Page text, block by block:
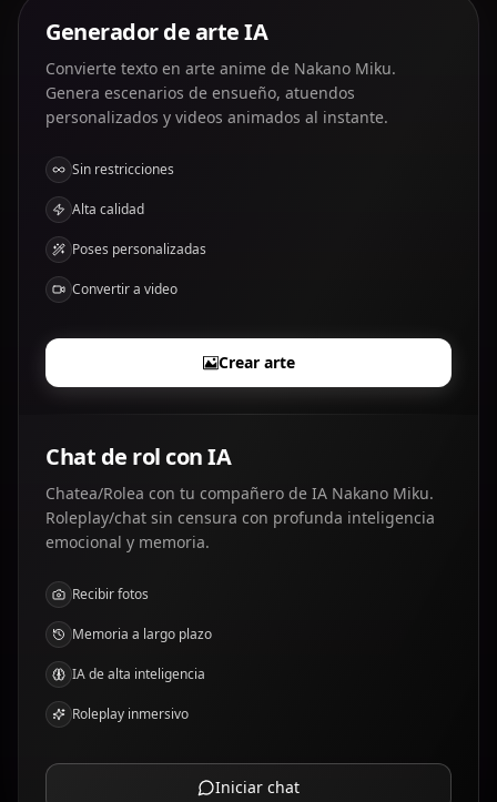
Generador de arte IA
Convierte texto en arte anime de Nakano Miku.
Genera escenarios de ensueño, atuendos
personalizados y videos animados al instante.
Sin restricciones
Alta calidad
Poses personalizadas
Convertir a video
Crear arte
Chat de rol con IA
Chatea/Rolea con tu compañero de IA Nakano Miku.
Roleplay/chat sin censura con profunda inteligencia
emocional y memoria.
Recibir fotos
Memoria a largo plazo
IA de alta inteligencia
Roleplay inmersivo
Iniciar chat